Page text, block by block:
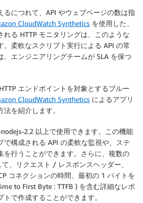
るにつれて、API やウェブページの数は指
CloudWatch Synthetics を使用した、
れる HTTP モニタリングは、このような
。柔軟なスクリプト実行による API の常
、エンジニアリングチームが SLA を保つ
エンドポイントを対象とするブルー
CloudWatch Synthetics によるアプリ
を紹介します。
2.2 以上で使用できます。この機能
で構成される API の柔軟な監視や、ステ
を行うことができます。さらに、複数の
、リクエスト / レスポンスヘッダー、
コネクションの時間、最初の 1 バイトを
to First Byte : TTFB ) を含む詳細なレポ
で作成することができます。